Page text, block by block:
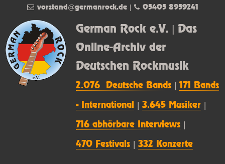
German Rock e.V. | Das
Online-Archiv der
Deutschen Rockmusik
2.076 Deutsche Bands |171 Bands
- International |3.645 Musiker
716 abhörbare Interviews
470 Festivals |332 Konzerte
vorstand@germanrock.de| 05405 8959241